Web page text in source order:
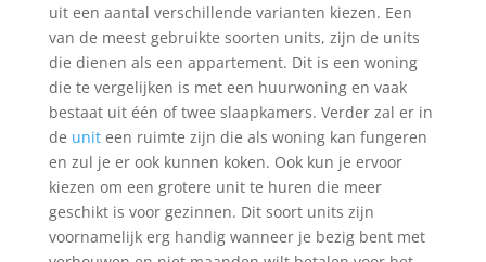
uit een aantal verschillende varianten kiezen. Een
van de meest gebruikte soorten units, zijn de units
die dienen als een appartement. Dit is een woning
die te vergelijken is met een huurwoning en vaak
bestaat uit één of twee slaapkamers. Verder zal er in
de uniteen ruimte zijn die als woning kan fungeren
en zul je er ook kunnen koken. Ook kun je ervoor
kiezen om een grotere unit te huren die meer
geschikt is voor gezinnen. Dit soort units zijn
voornamelijk erg handig wanneer je bezig bent met